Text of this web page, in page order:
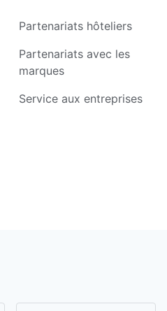
Partenariats hôteliers
Partenariats avec les
marques
Service aux entreprises